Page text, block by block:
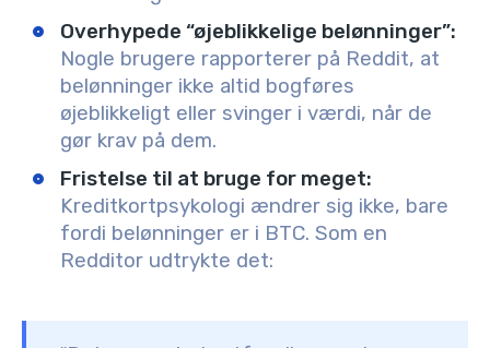
Overhypede “øjeblikkelige belønninger”:
Nogle brugere rapporterer på Reddit, at
belønninger ikke altid bogføres
øjeblikkeligt eller svinger i værdi, når de
gør krav på dem.
Fristelse til at bruge for meget:
Kreditkortpsykologi ændrer sig ikke, bare
fordi belønninger er i BTC. Som en
Redditor udtrykte det: